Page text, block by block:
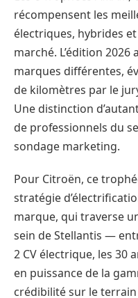
récompensent les
électriques, hybrides
marché. L’édition
marques différentes,
de kilomètres par le
Une distinction
de professionnels du
sondage marketing.
Pour Citroën, ce
stratégie
marque, qui traverse
sein de Stellantis —
2 CV électrique, les 30
en puissance de la
crédibilité sur le